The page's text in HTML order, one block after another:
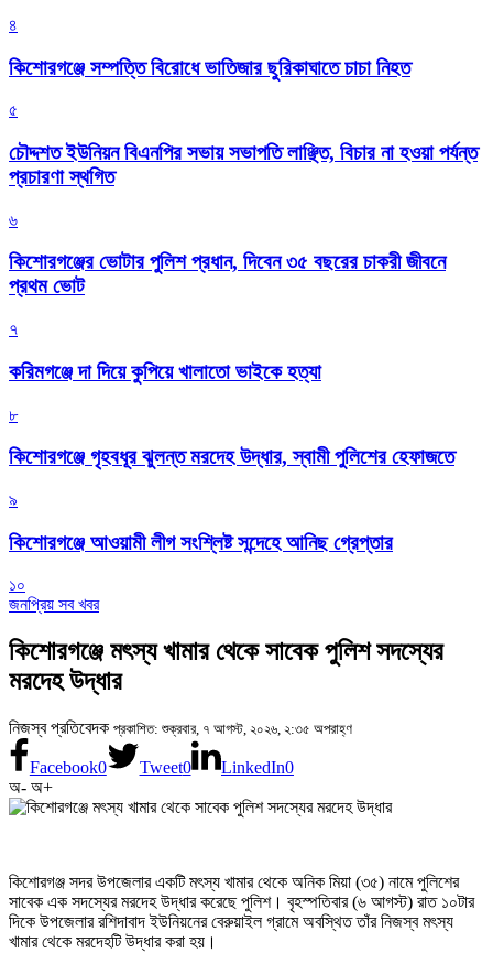
৪
কিশোরগঞ্জে সম্পত্তি বিরোধে ভাতিজার ছুরিকাঘাতে চাচা নিহত
৫
চৌদ্দশত ইউনিয়ন বিএনপির সভায় সভাপতি লাঞ্ছিত, বিচার না হওয়া পর্যন্ত
প্রচারণা স্থগিত
৬
কিশোরগঞ্জের ভোটার পুলিশ প্রধান, দিবেন ৩৫ বছরের চাকরী জীবনে
প্রথম ভোট
৭
করিমগঞ্জে দা দিয়ে কুপিয়ে খালাতো ভাইকে হত্যা
৮
কিশোরগঞ্জে গৃহবধূর ঝুলন্ত মরদেহ উদ্ধার, স্বামী পুলিশের হেফাজতে
৯
কিশোরগঞ্জে আওয়ামী লীগ সংশ্লিষ্ট সন্দেহে আনিছ গ্রেপ্তার
১০
জনপ্রিয় সব খবর
কিশোরগঞ্জে মৎস্য খামার থেকে সাবেক পুলিশ সদস্যের
মরদেহ উদ্ধার
নিজস্ব প্রতিবেদক প্রকাশিত: শুক্রবার, ৭ আগস্ট, ২০২৬, ২:৩৫ অপরাহ্ণ
Facebook0 Tweet0 LinkedIn0
অ- অ+
কিশোরগঞ্জ সদর উপজেলার একটি মৎস্য খামার থেকে অনিক মিয়া (৩৫) নামে পুলিশের
সাবেক এক সদস্যের মরদেহ উদ্ধার করেছে পুলিশ। বৃহস্পতিবার (৬ আগস্ট) রাত ১০টার
দিকে উপজেলার রশিদাবাদ ইউনিয়নের বেরুয়াইল গ্রামে অবস্থিত তাঁর নিজস্ব মৎস্য
খামার থেকে মরদেহটি উদ্ধার করা হয়।